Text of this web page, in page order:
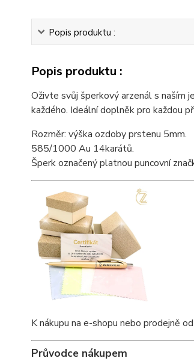
Popis produktu :
Popis produktu :
Oživte svůj šperkový arzenál s naším
každého. Ideální doplněk pro každou
Rozměr: výška ozdoby prstenu 5mm.
585/1000 Au 14karátů.
Šperk označený platnou puncovní
K nákupu na e-shopu nebo prodejně
Průvodce nákupem